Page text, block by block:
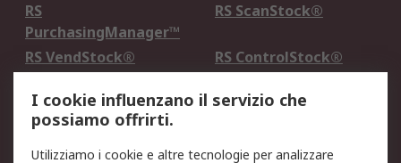
RS
PurchasingManager™
RS ScanStock®
RS VendStock®
RS ControlStock®
Legale
I cookie influenzano il servizio che
possiamo offrirti.
Utilizziamo i cookie e altre tecnologie per analizzare